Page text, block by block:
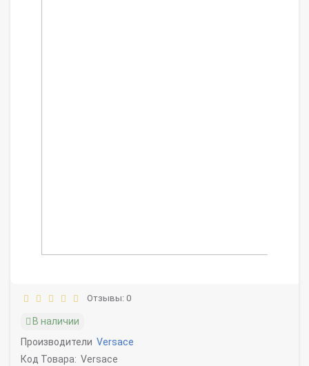
Отзывы: 0
В наличии
Производители Versace
Код Товара: Versace